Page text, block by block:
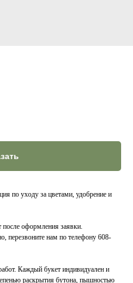
по уходу за цветами, удобрение и
оформления заявки.
перезвоните нам по телефону 608-
Каждый букет индивидуален и
раскрытия бутона, пышностью